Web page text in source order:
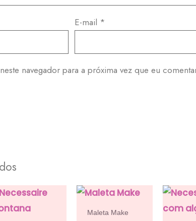
E-mail *
navegador para a próxima vez que eu
Maleta Make